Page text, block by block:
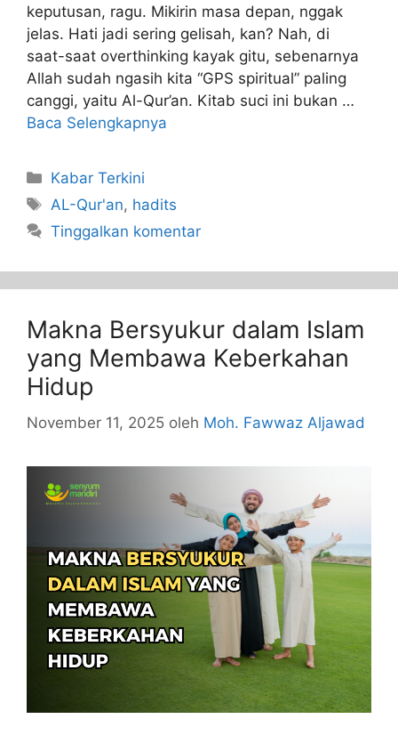
keputusan, ragu. Mikirin masa depan, nggak
jelas. Hati jadi sering gelisah, kan? Nah, di
saat-saat overthinking kayak gitu, sebenarnya
Allah sudah ngasih kita “GPS spiritual” paling
canggi, yaitu Al-Qur’an. Kitab suci ini bukan …
Baca Selengkapnya
Kabar Terkini
AL-Qur'an, hadits
Tinggalkan komentar
Makna Bersyukur dalam Islam
yang Membawa Keberkahan
Hidup
November 11, 2025 oleh Moh. Fawwaz Aljawad